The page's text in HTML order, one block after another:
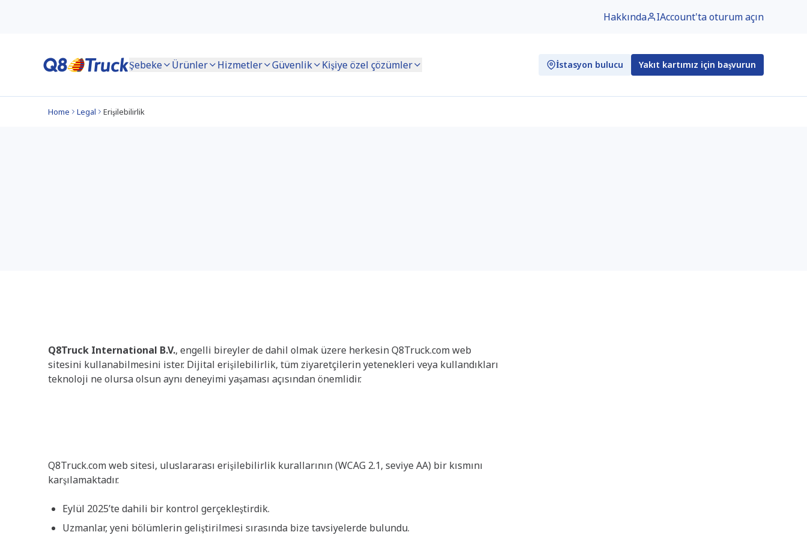
Hakkında IAccount'ta oturum açın
Şebeke Ürünler Hizmetler Güvenlik Kişiye özel çözümler İstasyon bulucu Yakıt kartımız için başvurun
Home Legal Erişilebilirlik
Q8Truck International B.V., engelli bireyler de dahil olmak üzere herkesin Q8Truck.com web
sitesini kullanabilmesini ister. Dijital erişilebilirlik, tüm ziyaretçilerin yetenekleri veya
kullandıkları teknoloji ne olursa olsun aynı deneyimi yaşaması açısından önemlidir.
Q8Truck.com web sitesi, uluslararası erişilebilirlik kurallarının (WCAG 2.1, seviye AA) bir kısmını
karşılamaktadır.
Eylül 2025’te dahili bir kontrol gerçekleştirdik.
Uzmanlar, yeni bölümlerin geliştirilmesi sırasında bize tavsiyelerde bulundu.